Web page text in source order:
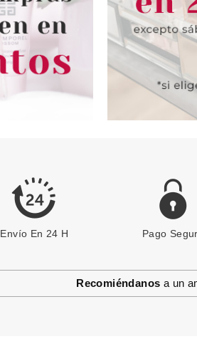
Envío En 24 H Pago
Recomiéndanos a un